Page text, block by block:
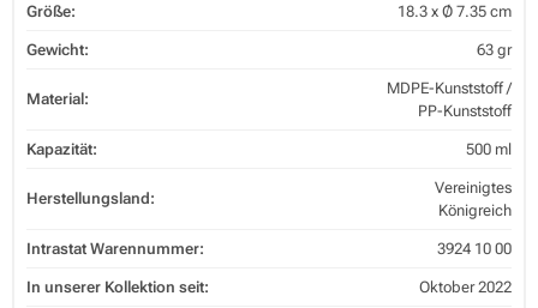
Größe: 18.3 x Ø 7.35 cm
Gewicht: 63 gr
Material:
MDPE-Kunststoff /
PP-Kunststoff
Kapazität: 500 ml
Herstellungsland:
Vereinigtes
Königreich
Intrastat Warennummer: 3924 10 00
In unserer Kollektion seit: Oktober 2022